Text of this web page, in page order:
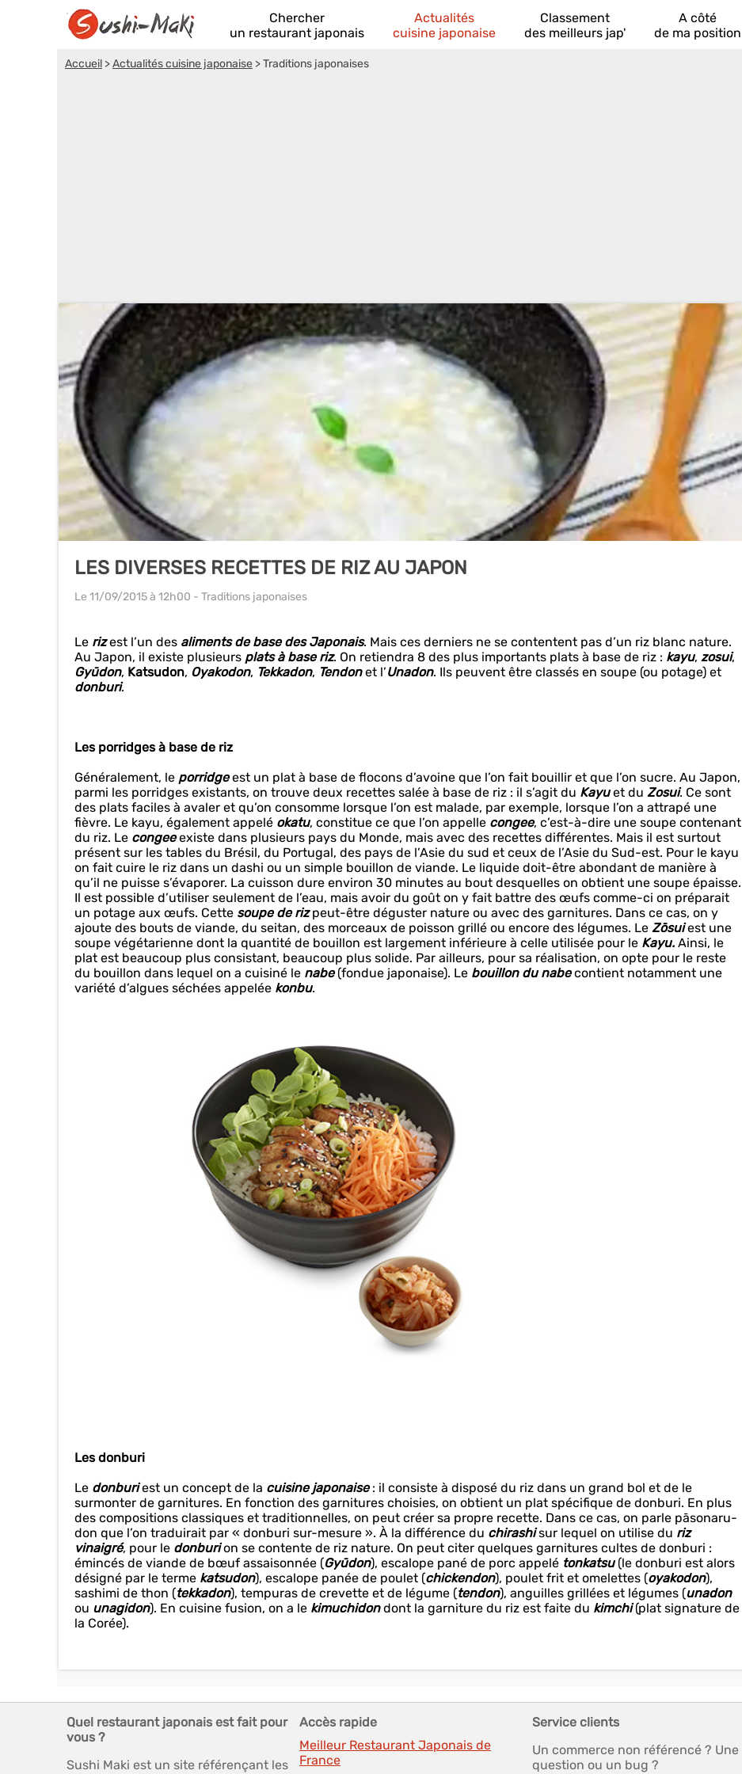
Chercher
un restaurant japonais
Actualités
cuisine japonaise
Classement
des meilleurs jap'
A côté
de ma position
Accueil >Actualités cuisine japonaise >Traditions japonaises
LES DIVERSES RECETTES DE RIZ AU JAPON
Le 11/09/2015à 12h00 - Traditions japonaises
Le rizest l’un des aliments de base des Japonais. Mais ces derniers ne se contentent pas d’un riz blanc nature.
Au Japon, il existe plusieurs plats à base riz. On retiendra 8 des plus importants plats à base de riz : kayu, zosui,
Gyūdon, Katsudon, Oyakodon, Tekkadon, Tendonet l’Unadon. Ils peuvent être classés en soupe (ou potage) et
donburi.
Les porridges à base de riz
Généralement, le porridgeest un plat à base de flocons d’avoine que l’on fait bouillir et que l’on sucre. Au Japon,
parmi les porridges existants, on trouve deux recettes salée à base de riz : il s’agit du Kayuet du Zosui. Ce sont
des plats faciles à avaler et qu’on consomme lorsque l’on est malade, par exemple, lorsque l’on a attrapé une
fièvre. Le kayu, également appelé okatu, constitue ce que l’on appelle congee, c’est-à-dire une soupe contenant
du riz. Le congeeexiste dans plusieurs pays du Monde, mais avec des recettes différentes. Mais il est surtout
présent sur les tables du Brésil, du Portugal, des pays de l’Asie du sud et ceux de l’Asie du Sud-est. Pour le kayu
on fait cuire le riz dans un dashi ou un simple bouillon de viande. Le liquide doit-être abondant de manière à
qu’il ne puisse s’évaporer. La cuisson dure environ 30 minutes au bout desquelles on obtient une soupe épaisse.
Il est possible d’utiliser seulement de l’eau, mais avoir du goût on y fait battre des œufs comme-ci on préparait
un potage aux œufs. Cette soupe de rizpeut-être déguster nature ou avec des garnitures. Dans ce cas, on y
ajoute des bouts de viande, du seitan, des morceaux de poisson grillé ou encore des légumes. Le Zōsuiest une
soupe végétarienne dont la quantité de bouillon est largement inférieure à celle utilisée pour le Kayu. Ainsi, le
plat est beaucoup plus consistant, beaucoup plus solide. Par ailleurs, pour sa réalisation, on opte pour le reste
du bouillon dans lequel on a cuisiné le nabe (fondue japonaise). Le bouillon du nabecontient notamment une
variété d’algues séchées appelée konbu.
Les donburi
Le donburiest un concept de la cuisine japonaise : il consiste à disposé du riz dans un grand bol et de le
surmonter de garnitures. En fonction des garnitures choisies, on obtient un plat spécifique de donburi. En plus
des compositions classiques et traditionnelles, on peut créer sa propre recette. Dans ce cas, on parle pāsonaru-
don que l’on traduirait par « donburi sur-mesure ». À la différence du chirashisur lequel on utilise du riz
vinaigré, pour le donburion se contente de riz nature. On peut citer quelques garnitures cultes de donburi :
émincés de viande de bœuf assaisonnée (Gyūdon), escalope pané de porc appelé tonkatsu (le donburi est alors
désigné par le terme katsudon), escalope panée de poulet (chickendon), poulet frit et omelettes (oyakodon),
sashimi de thon (tekkadon), tempuras de crevette et de légume (tendon), anguilles grillées et légumes (unadon
ou unagidon). En cuisine fusion, on a le kimuchidondont la garniture du riz est faite du kimchi(plat signature de
la Corée).
Quel restaurant japonais est fait pour
vous ?
Sushi Maki est un site référençant les
Accès rapide
Meilleur Restaurant Japonais de
France
Service clients
Un commerce non référencé ? Une
question ou un bug ?